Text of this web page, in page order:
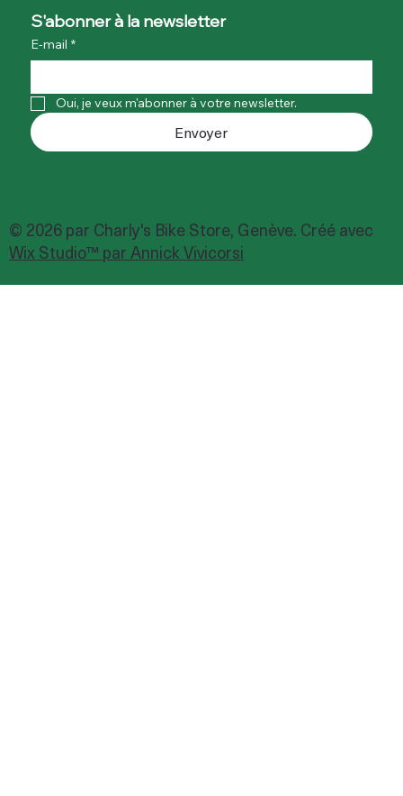
S'abonner à la newsletter
E-mail *
Oui, je veux m'abonner à votre newsletter.
Envoyer
© 2026 par Charly's Bike Store, Genève. Créé avec
Wix Studio™ par Annick Vivicorsi